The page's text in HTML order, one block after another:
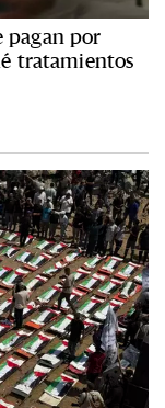
pagan por
tratamientos